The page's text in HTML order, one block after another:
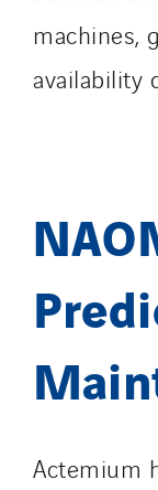
machines,
availability
Actemium
SDEL Grand
SDEL Navis
SDEL
SDEL
SEDD
Service One
Seves
SKE-
Socalec